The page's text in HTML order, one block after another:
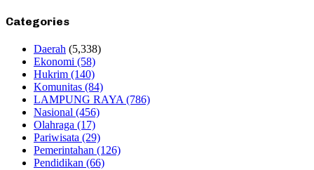
Categories
Daerah (5,338)
Ekonomi (58)
Hukrim (140)
Komunitas (84)
LAMPUNG RAYA (786)
Nasional (456)
Olahraga (17)
Pariwisata (29)
Pemerintahan (126)
Pendidikan (66)